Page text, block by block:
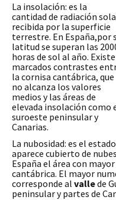
La insolación: es la
cantidad de radiación
recibida por la superficie
terrestre. En España,por
latitud se superan las
horas de sol al año.
marcados contrastes
la cornisa cantábrica, que
no alcanza los valores
medios y las áreas de
elevada insolación como
suroeste peninsular y
Canarias.
La nubosidad: es el
aparece cubierto de
España el área con
cantábrica. El mayor
corresponde al vallede
peninsular y partes de